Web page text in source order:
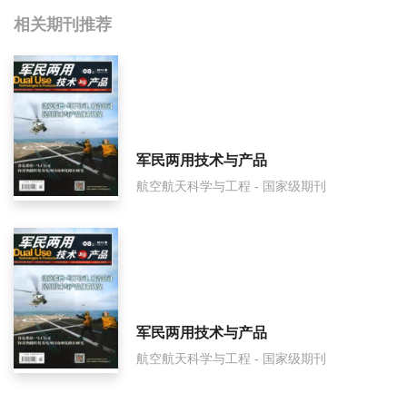
相关提问
航天标准化影响因子是多少？
航天标准化怎么样？
航天标准化面费如何收取？
航天标准化是什么级别刊物？
航天标准化审稿要多久？
航天标准化是国家级期刊吗？
相关期刊推荐
军民两用技术与产品
航空航天科学与工程 - 国家级期刊
军民两用技术与产品
航空航天科学与工程 - 国家级期刊